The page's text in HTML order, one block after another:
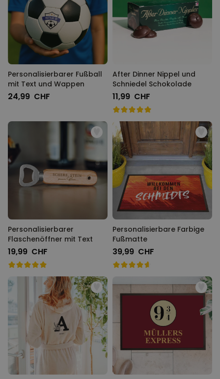
Personalisierbarer Fußball
mit Text und Wappen
24,99 CHF
After Dinner Nippel und
Schniedel Schokolade
11,99 CHF
Personalisierbarer
Flaschenöffner mit Text
19,99 CHF
Personalisierbare Farbige
Fußmatte
39,99 CHF